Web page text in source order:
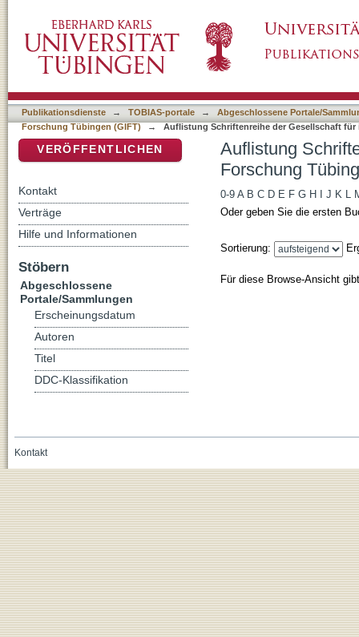
Autor
Publikationsdienste → TOBIAS-portale →
Abgeschlossene Portale/
Forschung Tübingen (GIFT)
→ Auflistung Schriftenreihe der Gesellschaft
Auflistung
Forschung
0-9 A B C D E F G H J K L
Oder geben Sie die ersten
Sortierung:
Für diese Browse-Ansicht
VERÖFFENTLICHEN
Kontakt
Verträge
Hilfe und Informationen
Stöbern
Abgeschlossene
Portale/Sammlungen
Erscheinungsdatum
Autoren
Titel
DDC-Klassifikation
Kontakt